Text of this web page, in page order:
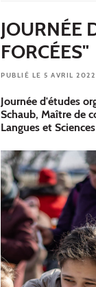
JOURNÉE
FORCÉES"
PUBLIÉ LE 5 AVRIL 2022
Journée d'études
Schaub, Maître de
Langues et